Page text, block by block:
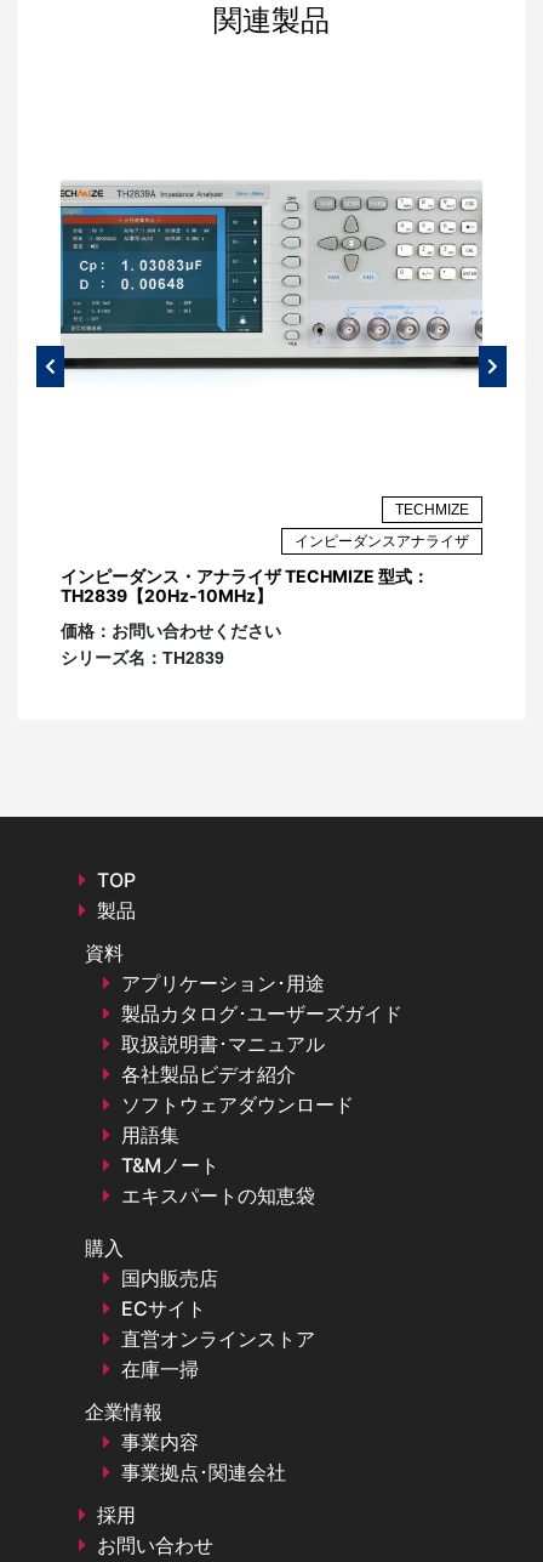
図 周波数範囲の設定
で指定可能です。掃引モードがLog Freqの場合は、
decadeあたりのポイント数をもとに設定するとわか
りやすいです。今回は周波数範囲が100Hz～
100MHzで6decade分あるため1decadeあたり100ポ
イントとするために601ポイントと設定します。設
定方法はフロントパネルのSweep SetupからPoints
に数値を入力します。なお600ではなく601としてい
グラフ表示も目的やDUTの種類によって設定が異な
トレース数：2
トレースレイアウト：上下分割
パラメータ：Trace1（|Z|）、Trace2（θz）
フォーマット：Trace1（Log）、
Trace2（Linear）
スケール：Trace1（Top:100k、
Bottom:100m）、Trace2（Scale/Div:10、
Position:5、Value:0°）
トレース数
フロントパネルのDisplayボタンを押下しNum of
Tracesから表示するトレースの数を選択します。複
素インピーダンスには絶対値（Mag）と位相
（Theta）、実数（Real）と虚数（Imaginary）など
いくつかの表記方法がありますが、いずれも2つの要
素によって表されるため、トレース数は2以上として
関連製品
TECHMIZE
インピーダンスアナライザ
インピーダンス・アナライザ TECHMIZE 型式：
TH2839【20Hz-10MHz】
価格： お問い合わせください
シリーズ名： TH2839
TOP
製品
資料
アプリケーション･用途
製品カタログ･ユーザーズガイド
取扱説明書･マニュアル
各社製品ビデオ紹介
ソフトウェアダウンロード
用語集
T&Mノート
エキスパートの知恵袋
購入
国内販売店
ECサイト
直営オンラインストア
在庫一掃
企業情報
事業内容
事業拠点･関連会社
採用
お問い合わせ